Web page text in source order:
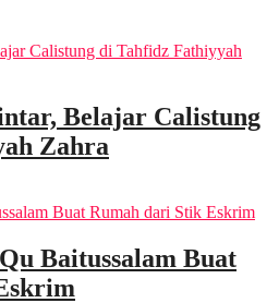
Belajar Calistung
Zahra
Baitussalam Buat